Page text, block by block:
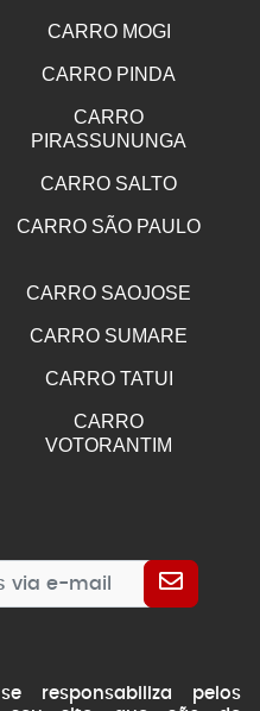
CARRO MOGI
CARRO PINDA
CARRO
PIRASSUNUNGA
CARRO SALTO
CARRO SÃO PAULO
CARRO SAOJOSE
CARRO SUMARE
CARRO TATUI
CARRO
VOTORANTIM
responsabiliza pelos